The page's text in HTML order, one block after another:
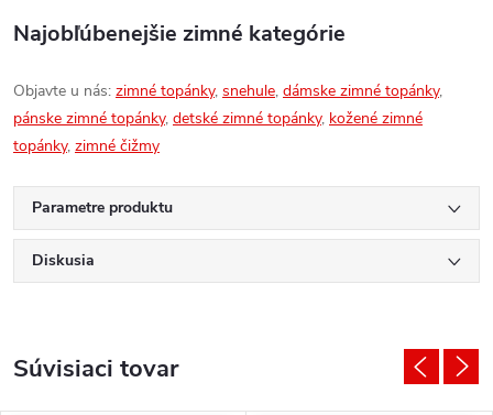
Najobľúbenejšie zimné kategórie
Objavte u nás: zimné topánky, snehule, dámske zimné topánky,
pánske zimné topánky, detské zimné topánky, kožené zimné
topánky, zimné čižmy
Parametre produktu
Diskusia
Súvisiaci tovar